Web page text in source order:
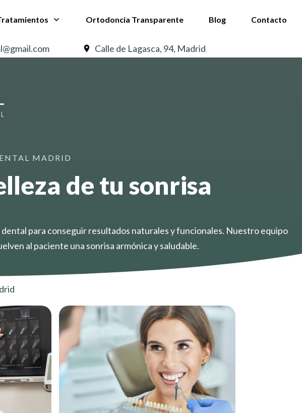
Ortodoncia Transparente Blog Contacto
Calle de Lagasca, 94, Madrid
MADRID
de tu sonrisa
para conseguir resultados naturales y funcionales. Nuestro equipo
al paciente una sonrisa armónica y saludable.